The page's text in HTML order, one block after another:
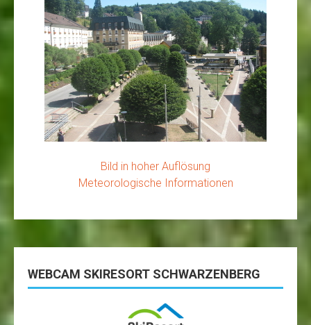
Bild in hoher Auflösung
Meteorologische Informationen
WEBCAM SKIRESORT SCHWARZENBERG